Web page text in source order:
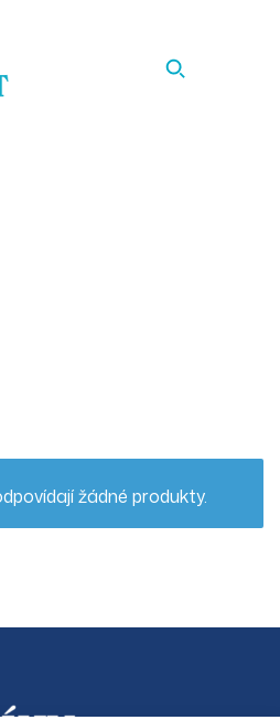
žádné produkty.